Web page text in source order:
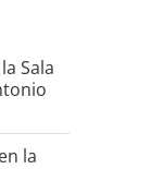
Sala
la